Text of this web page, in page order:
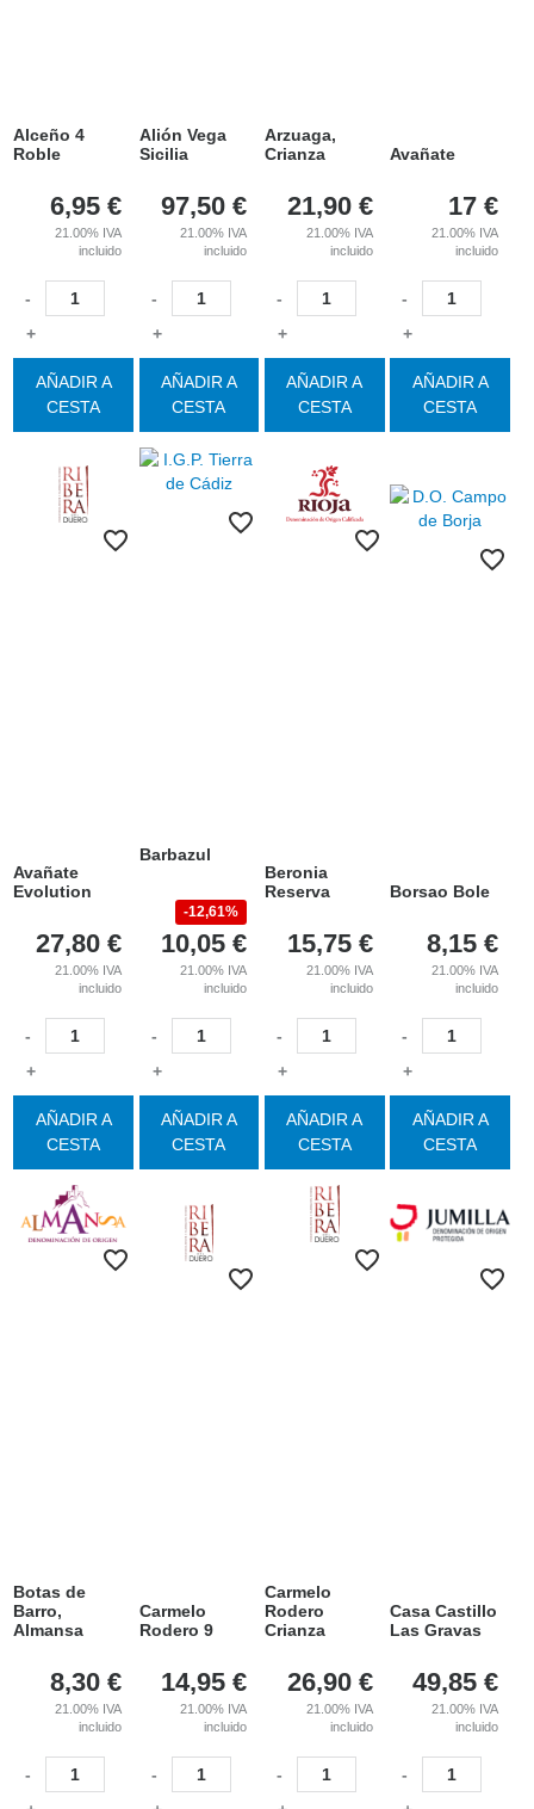
Alceño 4
Roble
6,95 €
21.00% IVA
incluido
-
+
AÑADIR A
CESTA
Alión Vega
Sicilia
97,50 €
21.00% IVA
incluido
-
+
AÑADIR A
CESTA
Arzuaga,
Crianza
21,90 €
21.00% IVA
incluido
-
+
AÑADIR A
CESTA
Avañate
17 €
21.00% IVA
incluido
-
+
AÑADIR A
CESTA
Avañate
Evolution
27,80 €
21.00% IVA
incluido
-
+
AÑADIR A
CESTA
Barbazul
12,61%
10,05 €
21.00% IVA
incluido
-
+
AÑADIR A
CESTA
Beronia
Reserva
15,75 €
21.00% IVA
incluido
-
+
AÑADIR A
CESTA
Borsao Bole
8,15 €
21.00% IVA
incluido
-
+
AÑADIR A
CESTA
Botas de
Barro,
Almansa
8,30 €
21.00% IVA
incluido
-
Carmelo
Rodero 9
14,95 €
21.00% IVA
incluido
-
Carmelo
Rodero
Crianza
26,90 €
21.00% IVA
incluido
-
Casa Castillo
Las Gravas
49,85 €
21.00% IVA
incluido
-